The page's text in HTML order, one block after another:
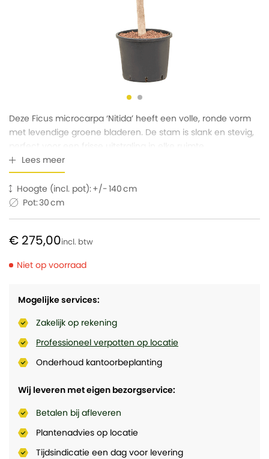
Hoogte (incl. pot):
140
Pot:30
Mogelijke services:
Zakelijk op rekening
Professioneel verpotten op locatie
Onderhoud kantoorbeplanting
Wij leveren met eigen bezorgservice:
Betalen bij afleveren
Plantenadvies op locatie
Tijdsindicatie een dag voor levering
Deze Ficus microcarpa ‘Nitida’ heeft een volle, ronde vorm
met levendige groene bladeren. De stam is slank en stevig,
Lees meer
€ 275,00
Niet op voorraad